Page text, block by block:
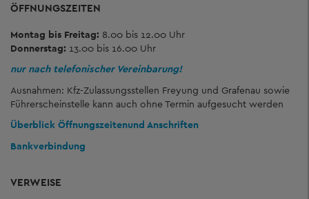
ÖFFNUNGSZEITEN
Montag bis Freitag: 8.00 bis 12.00 Uhr
Donnerstag: 13.00 bis 16.00 Uhr
nur nach telefonischer Vereinbarung!
Ausnahmen: Kfz-Zulassungsstellen Freyung und Grafenau sowie
Führerscheinstelle kann auch ohne Termin aufgesucht werden
Überblick Öffnungszeitenund Anschriften
Bankverbindung
VERWEISE